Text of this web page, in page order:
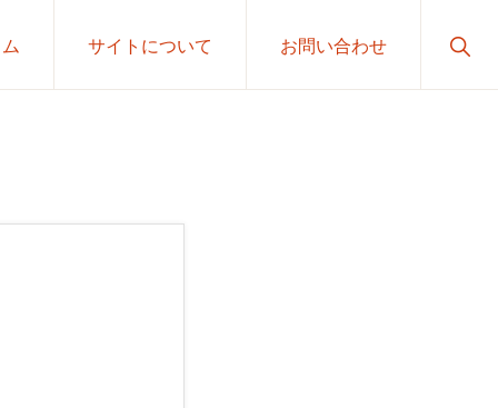
サイトについて お問い合わせ